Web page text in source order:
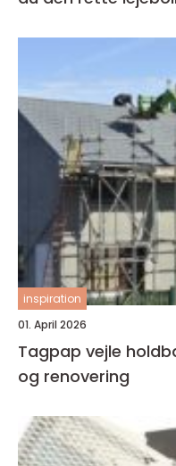
inspiration
01. April 2026
Tagpap vejle holdbar løsning til både nyt tag
og renovering